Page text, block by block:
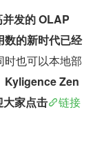
发的 OLAP
数的新时代已经
时也可以本地部
Kyligence Zen
家点击
链接